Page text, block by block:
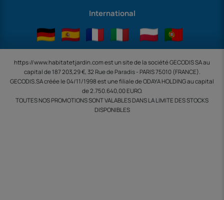
International
https://www.habitatetjardin.com est un site de la société GECODIS SA au
capital de 187 203,29 €, 32 Rue de Paradis - PARIS 75010 (FRANCE).
GECODIS.SA créée le 04/11/1998 est une filiale de ODAYA HOLDING au capital
de 2.750.640,00 EURO.
TOUTES NOS PROMOTIONS SONT VALABLES DANS LA LIMITE DES STOCKS
DISPONIBLES